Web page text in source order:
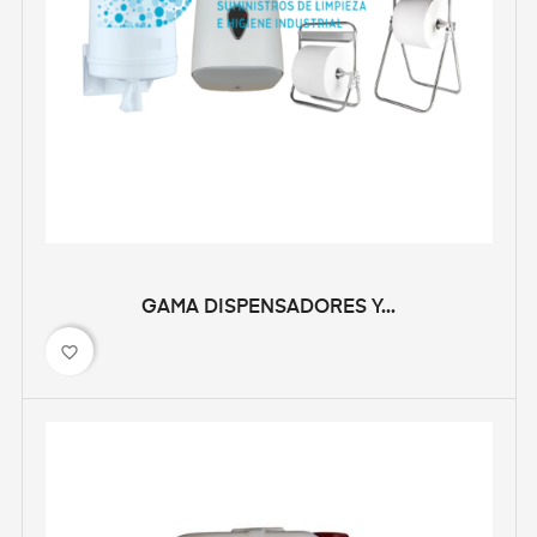
GAMA DISPENSADORES Y...
favorite_border